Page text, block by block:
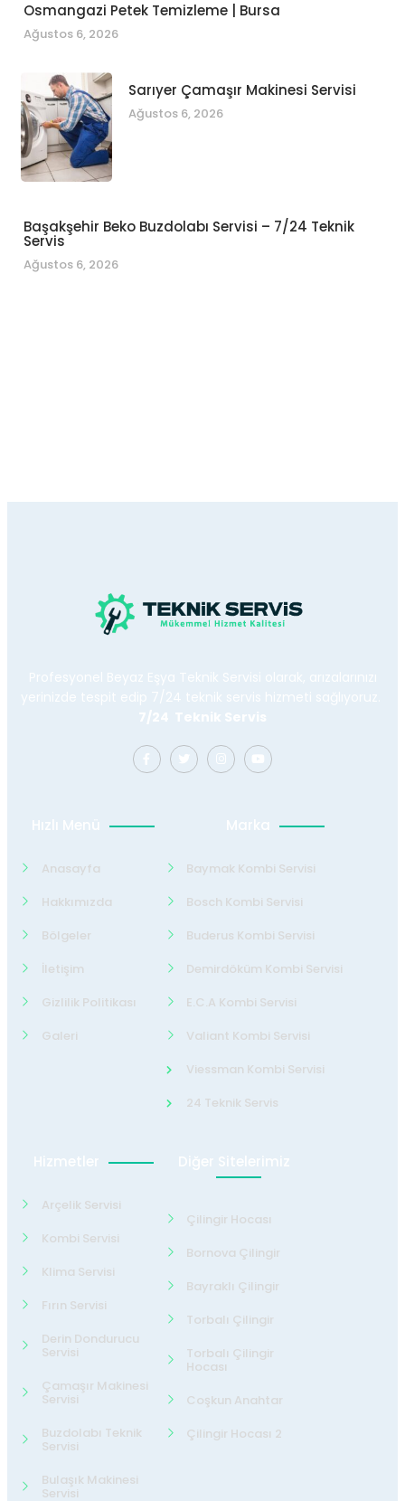
Osmangazi Petek Temizleme | Bursa
Ağustos 6, 2026
Sarıyer Çamaşır Makinesi Servisi
Ağustos 6, 2026
Başakşehir Beko Buzdolabı Servisi – 7/24 Teknik
Servis
Ağustos 6, 2026
Profesyonel Beyaz Eşya Teknik Servisi olarak, arızalarınızı
yerinizde tespit edip 7/24 teknik servis hizmeti sağlıyoruz.
7/24 Teknik Servis
Hızlı Menü
Anasayfa
Hakkımızda
Bölgeler
İletişim
Gizlilik Politikası
Galeri
Marka
Baymak Kombi Servisi
Bosch Kombi Servisi
Buderus Kombi Servisi
Demirdöküm Kombi Servisi
E.C.A Kombi Servisi
Valiant Kombi Servisi
Viessman Kombi Servisi
24 Teknik Servis
Hizmetler
Arçelik Servisi
Kombi Servisi
Klima Servisi
Fırın Servisi
Derin Dondurucu
Servisi
Çamaşır Makinesi
Servisi
Buzdolabı Teknik
Servisi
Bulaşık Makinesi
Servisi
Diğer Sitelerimiz
Çilingir Hocası
Bornova Çilingir
Bayraklı Çilingir
Torbalı Çilingir
Torbalı Çilingir
Hocası
Coşkun Anahtar
Çilingir Hocası 2